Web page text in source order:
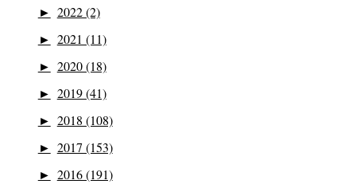
► 2022 (2)
► 2021 (11)
► 2020 (18)
► 2019 (41)
► 2018 (108)
► 2017 (153)
► 2016 (191)